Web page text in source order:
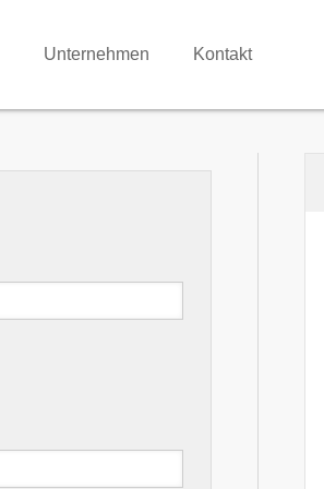
Unternehmen Kontakt